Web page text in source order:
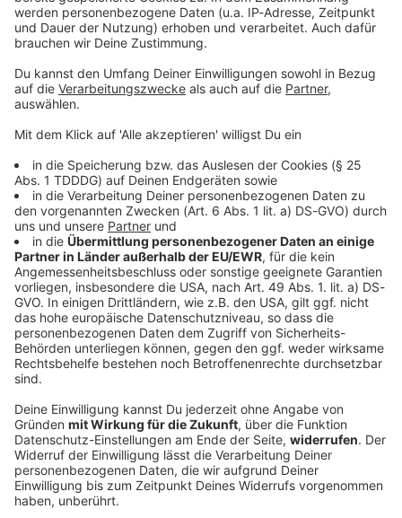
Sprachnachricht
© dpa-infocom, dpa:260608-930-190034/6
DAS KÖNNTE DICH AUCH INTERESSIEREN
Welt
Asservatenkammer der Geschichte
Der Rekord-Tiefstand des großen europäischen
Stroms legt Relikte aus verschiedenen Epochen frei.
Darunter sind Kriegswracks, Minen und sogar